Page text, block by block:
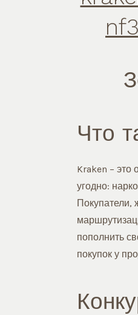
Что
Kraken – это
угодно:
Покупатели,
пополнить
покупок у